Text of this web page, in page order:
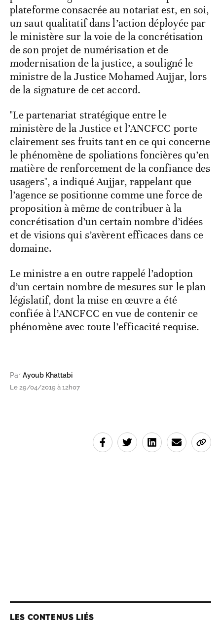
plateforme consacrée au notariat est, en soi,
un saut qualitatif dans l’action déployée par
le ministère sur la voie de la concrétisation
de son projet de numérisation et de
modernisation de la justice, a souligné le
ministre de la Justice Mohamed Aujjar, lors
de la signature de cet accord.
"Le partenariat stratégique entre le
ministère de la Justice et l’ANCFCC porte
clairement ses fruits tant en ce qui concerne
le phénomène de spoliations foncières qu’en
matière de renforcement de la confiance des
usagers", a indiqué Aujjar, rappelant que
l’agence se positionne comme une force de
proposition à même de contribuer à la
concrétisation d’un certain nombre d’idées
et de visions qui s’avèrent efficaces dans ce
domaine.
Le ministre a en outre rappelé l’adoption
d’un certain nombre de mesures sur le plan
législatif, dont la mise en œuvre a été
confiée à l’ANCFCC en vue de contenir ce
phénomène avec toute l’efficacité requise.
Par Ayoub Khattabi
Le 29/04/2019 à 12h07
LES CONTENUS LIÉS